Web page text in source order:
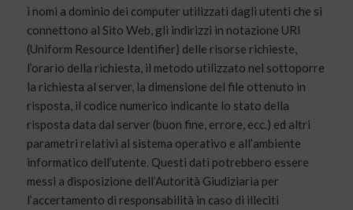
i nomi a dominio dei computer utilizzati dagli utenti che si
connettono al Sito Web, gli indirizzi in notazione URI
(Uniform Resource Identifier) delle risorse richieste,
l’orario della richiesta, il metodo utilizzato nel sottoporre
la richiesta al server, la dimensione del file ottenuto in
risposta, il codice numerico indicante lo stato della
risposta data dal server (buon fine, errore, ecc.) ed altri
parametri relativi al sistema operativo e all’ambiente
informatico dell’utente. Questi dati potrebbero essere
messi a disposizione dell’Autorità Giudiziaria per
l’accertamento di responsabilità in caso di illeciti